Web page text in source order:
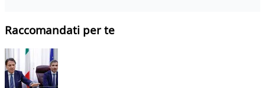
Raccomandati per te